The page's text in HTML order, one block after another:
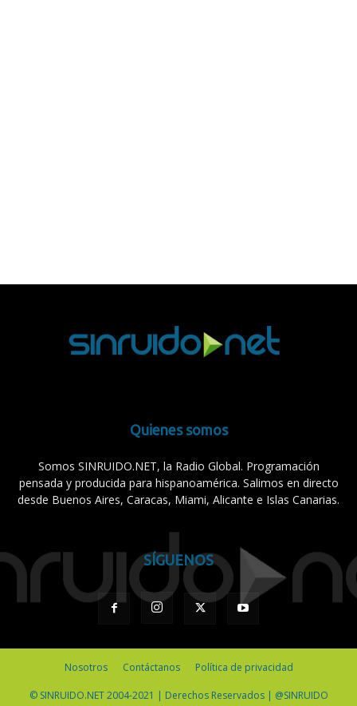
Quienes somos
Somos SINRUIDO.NET, la Radio Global. Programación
pensada y producida para hispanoamérica. Salimos en directo
desde Buenos Aires, Caracas, Miami, Alicante e Islas Canarias.
SÍGUENOS
Nosotros Contáctanos Política de privacidad
© SINRUIDO.NET 2004-2021 | Derechos Reservados | @SINRUIDO